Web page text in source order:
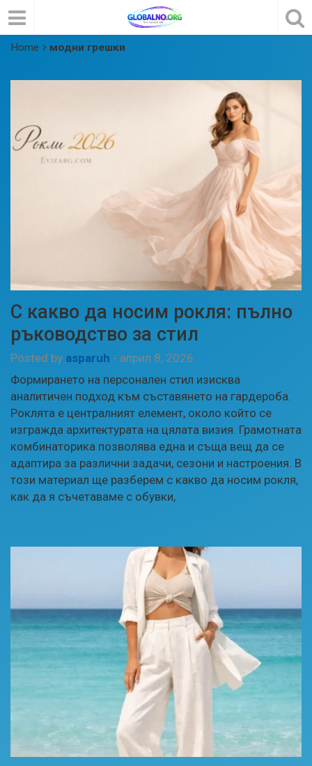
Home модни грешки
С какво да носим рокля: пълно
ръководство за стил
Posted by asparuh - април 8, 2026
Формирането на персонален стил изисква
аналитичен подход към съставянето на гардероба.
Роклята е централният елемент, около който се
изгражда архитектурата на цялата визия. Грамотната
комбинаторика позволява една и съща вещ да се
адаптира за различни задачи, сезони и настроения. В
този материал ще разберем с какво да носим рокля,
как да я съчетаваме с обувки,